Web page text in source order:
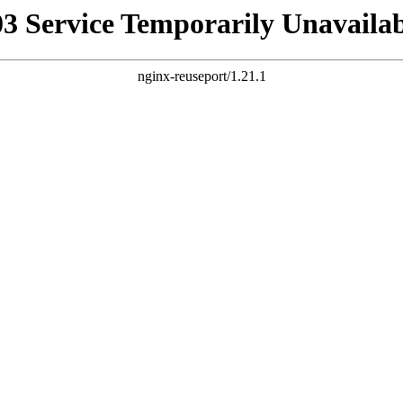
Service Temporarily
nginx-reuseport/1.21.1